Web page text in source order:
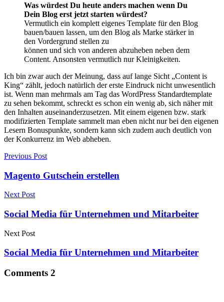
Was würdest Du heute anders machen wenn Du
Dein Blog erst jetzt starten würdest?
Vermutlich ein komplett eigenes Template für den Blog
bauen/bauen lassen, um den Blog als Marke stärker in
den Vordergrund stellen zu
können und sich von anderen abzuheben neben dem
Content. Ansonsten vermutlich nur Kleinigkeiten.
Ich bin zwar auch der Meinung, dass auf lange Sicht „Content is
King“ zählt, jedoch natürlich der erste Eindruck nicht unwesentlich
ist. Wenn man mehrmals am Tag das WordPress Standardtemplate
zu sehen bekommt, schreckt es schon ein wenig ab, sich näher mit
den Inhalten auseinanderzusetzen. Mit einem eigenen bzw. stark
modifizierten Template sammelt man eben nicht nur bei den eigenen
Lesern Bonuspunkte, sondern kann sich zudem auch deutlich von
der Konkurrenz im Web abheben.
Previous Post
Magento Gutschein erstellen
Next Post
Social Media für Unternehmen und Mitarbeiter
Next Post
Social Media für Unternehmen und Mitarbeiter
Comments 2